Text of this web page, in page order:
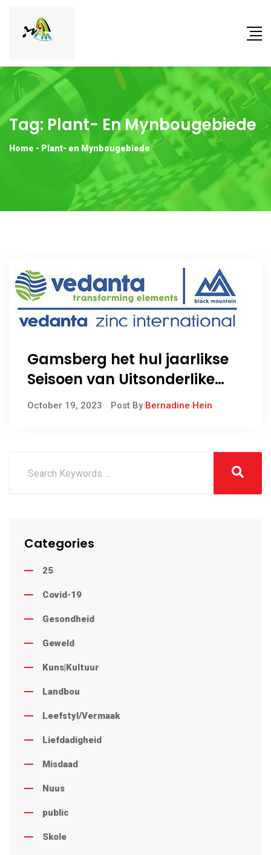
Tag: Plant- En Mynbougebiede
Home - Plant- en Mynbougebiede
Gamsberg het hul jaarlikse
Seisoen van Uitsonderlike
Sorg-veldtog afgeskop
October 19, 2023 Post By Bernadine Hein
Categories
25
Covid-19
Gesondheid
Geweld
Kuns|Kultuur
Landbou
Leefstyl/Vermaak
Liefdadigheid
Misdaad
Nuus
public
Skole